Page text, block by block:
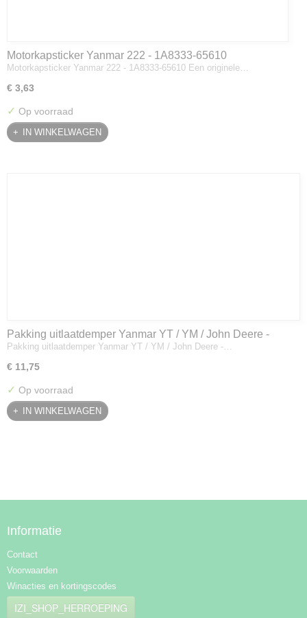
Motorkapsticker Yanmar 222 - 1A8333-65610
Motorkapsticker Yanmar 222 - 1A8333-65610 Een originele…
€ 3,63
✓ Op voorraad
IN WINKELWAGEN
Pakking uitlaatdemper Yanmar YT / YM / John Deere -
128300-13230
Pakking uitlaatdemper Yanmar YT / YM / John Deere -…
€ 11,75
✓ Op voorraad
IN WINKELWAGEN
Informatie
Contact
Voorwaarden
Winacties en kortingscodes
IZI_SHOP_HERROEPING